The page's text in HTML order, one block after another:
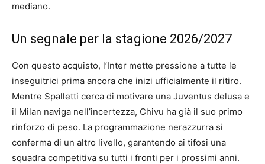
mediano.
Un segnale per la stagione 2026/2027
Con questo acquisto, l’Inter mette pressione a tutte le
inseguitrici prima ancora che inizi ufficialmente il ritiro.
Mentre Spalletti cerca di motivare una Juventus delusa e
il Milan naviga nell’incertezza, Chivu ha già il suo primo
rinforzo di peso. La programmazione nerazzurra si
conferma di un altro livello, garantendo ai tifosi una
squadra competitiva su tutti i fronti per i prossimi anni.